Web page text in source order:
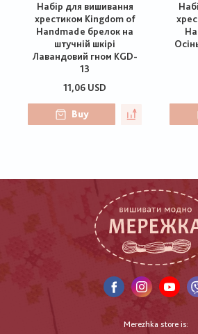
Набір для вишивання
хрестиком Kingdom of
Handmade брелок на
штучній шкірі
Лавандовий гном KGD-
13
11,06 USD
Buy
Merezhka store is: